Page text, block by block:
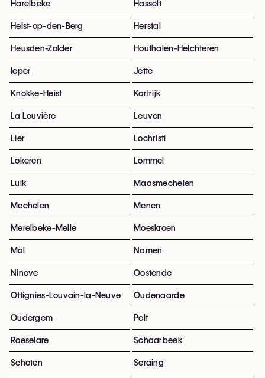
Harelbeke Hasselt
Heist-op-den-Berg Herstal
Heusden-Zolder Houthalen-Helchteren
Ieper Jette
Knokke-Heist Kortrijk
La Louvière Leuven
Lier Lochristi
Lokeren Lommel
Luik Maasmechelen
Mechelen Menen
Merelbeke-Melle Moeskroen
Mol Namen
Ninove Oostende
Ottignies-Louvain-la-Neuve Oudenaarde
Oudergem Pelt
Roeselare Schaarbeek
Schoten Seraing